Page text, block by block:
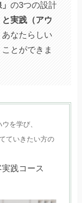
の3つの設計
実践（アウ
なたらしい
とができま
を学び、
ていきたい方の
践コース